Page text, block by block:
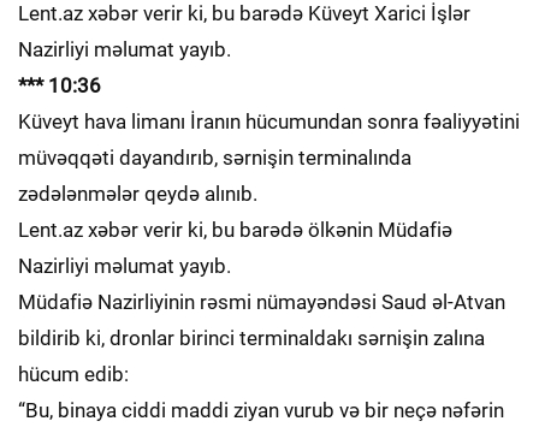
Lent.az xəbər verir ki, bu barədə Küveyt Xarici İşlər
Nazirliyi məlumat yayıb.
*** 10:36
Küveyt hava limanı İranın hücumundan sonra fəaliyyətini
müvəqqəti dayandırıb, sərnişin terminalında
zədələnmələr qeydə alınıb.
Lent.az xəbər verir ki, bu barədə ölkənin Müdafiə
Nazirliyi məlumat yayıb.
Müdafiə Nazirliyinin rəsmi nümayəndəsi Saud əl-Atvan
bildirib ki, dronlar birinci terminaldakı sərnişin zalına
hücum edib:
“Bu, binaya ciddi maddi ziyan vurub və bir neçə nəfərin